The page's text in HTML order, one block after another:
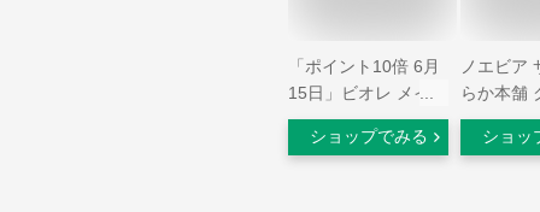
「ポイント10倍 6月
15日」ビオレ メイク
落とし パーフェクト
オイル 230ml クレン
ショップでみる
ノエビア
らか本舗
グミルク
(300mL)
ショッ